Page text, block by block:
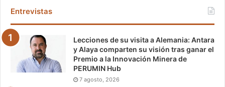
Entrevistas
Lecciones de su visita a Alemania: Antara
y Alaya comparten su visión tras ganar el
Premio a la Innovación Minera de
PERUMIN Hub
7 agosto, 2026